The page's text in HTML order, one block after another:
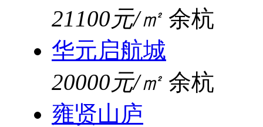
21100元/㎡ 余杭
华元启航城
20000元/㎡ 余杭
雍贤山庐